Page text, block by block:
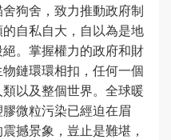
狗舍，致力推動政府制
自私自大，自以為是地
。掌握權力的政府和財
鏈環環相扣，任何一個
以及整個世界。全球暖
微粒污染已經迫在眉
撼景象，豈止是難堪，